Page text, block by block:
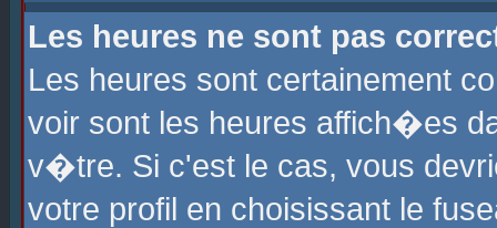
Les heures ne sont pas
Les heures sont certainement
voir sont les heures affich�es
v�tre. Si c'est le cas, vous
votre profil en choisissant le